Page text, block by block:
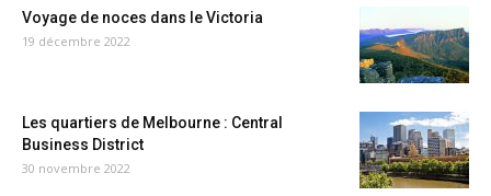
Voyage de noces dans le Victoria
19 décembre 2022
Les quartiers de Melbourne : Central
Business District
30 novembre 2022